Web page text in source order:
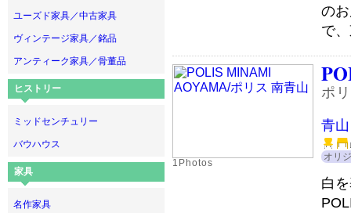
ユーズド家具／中古家具
ヴィンテージ家具／銘品
アンティーク家具／骨董品
ヒストリー
ミッドセンチュリー
バウハウス
家具
名作家具
の
で
1Photos
ポ
青
オリ
白